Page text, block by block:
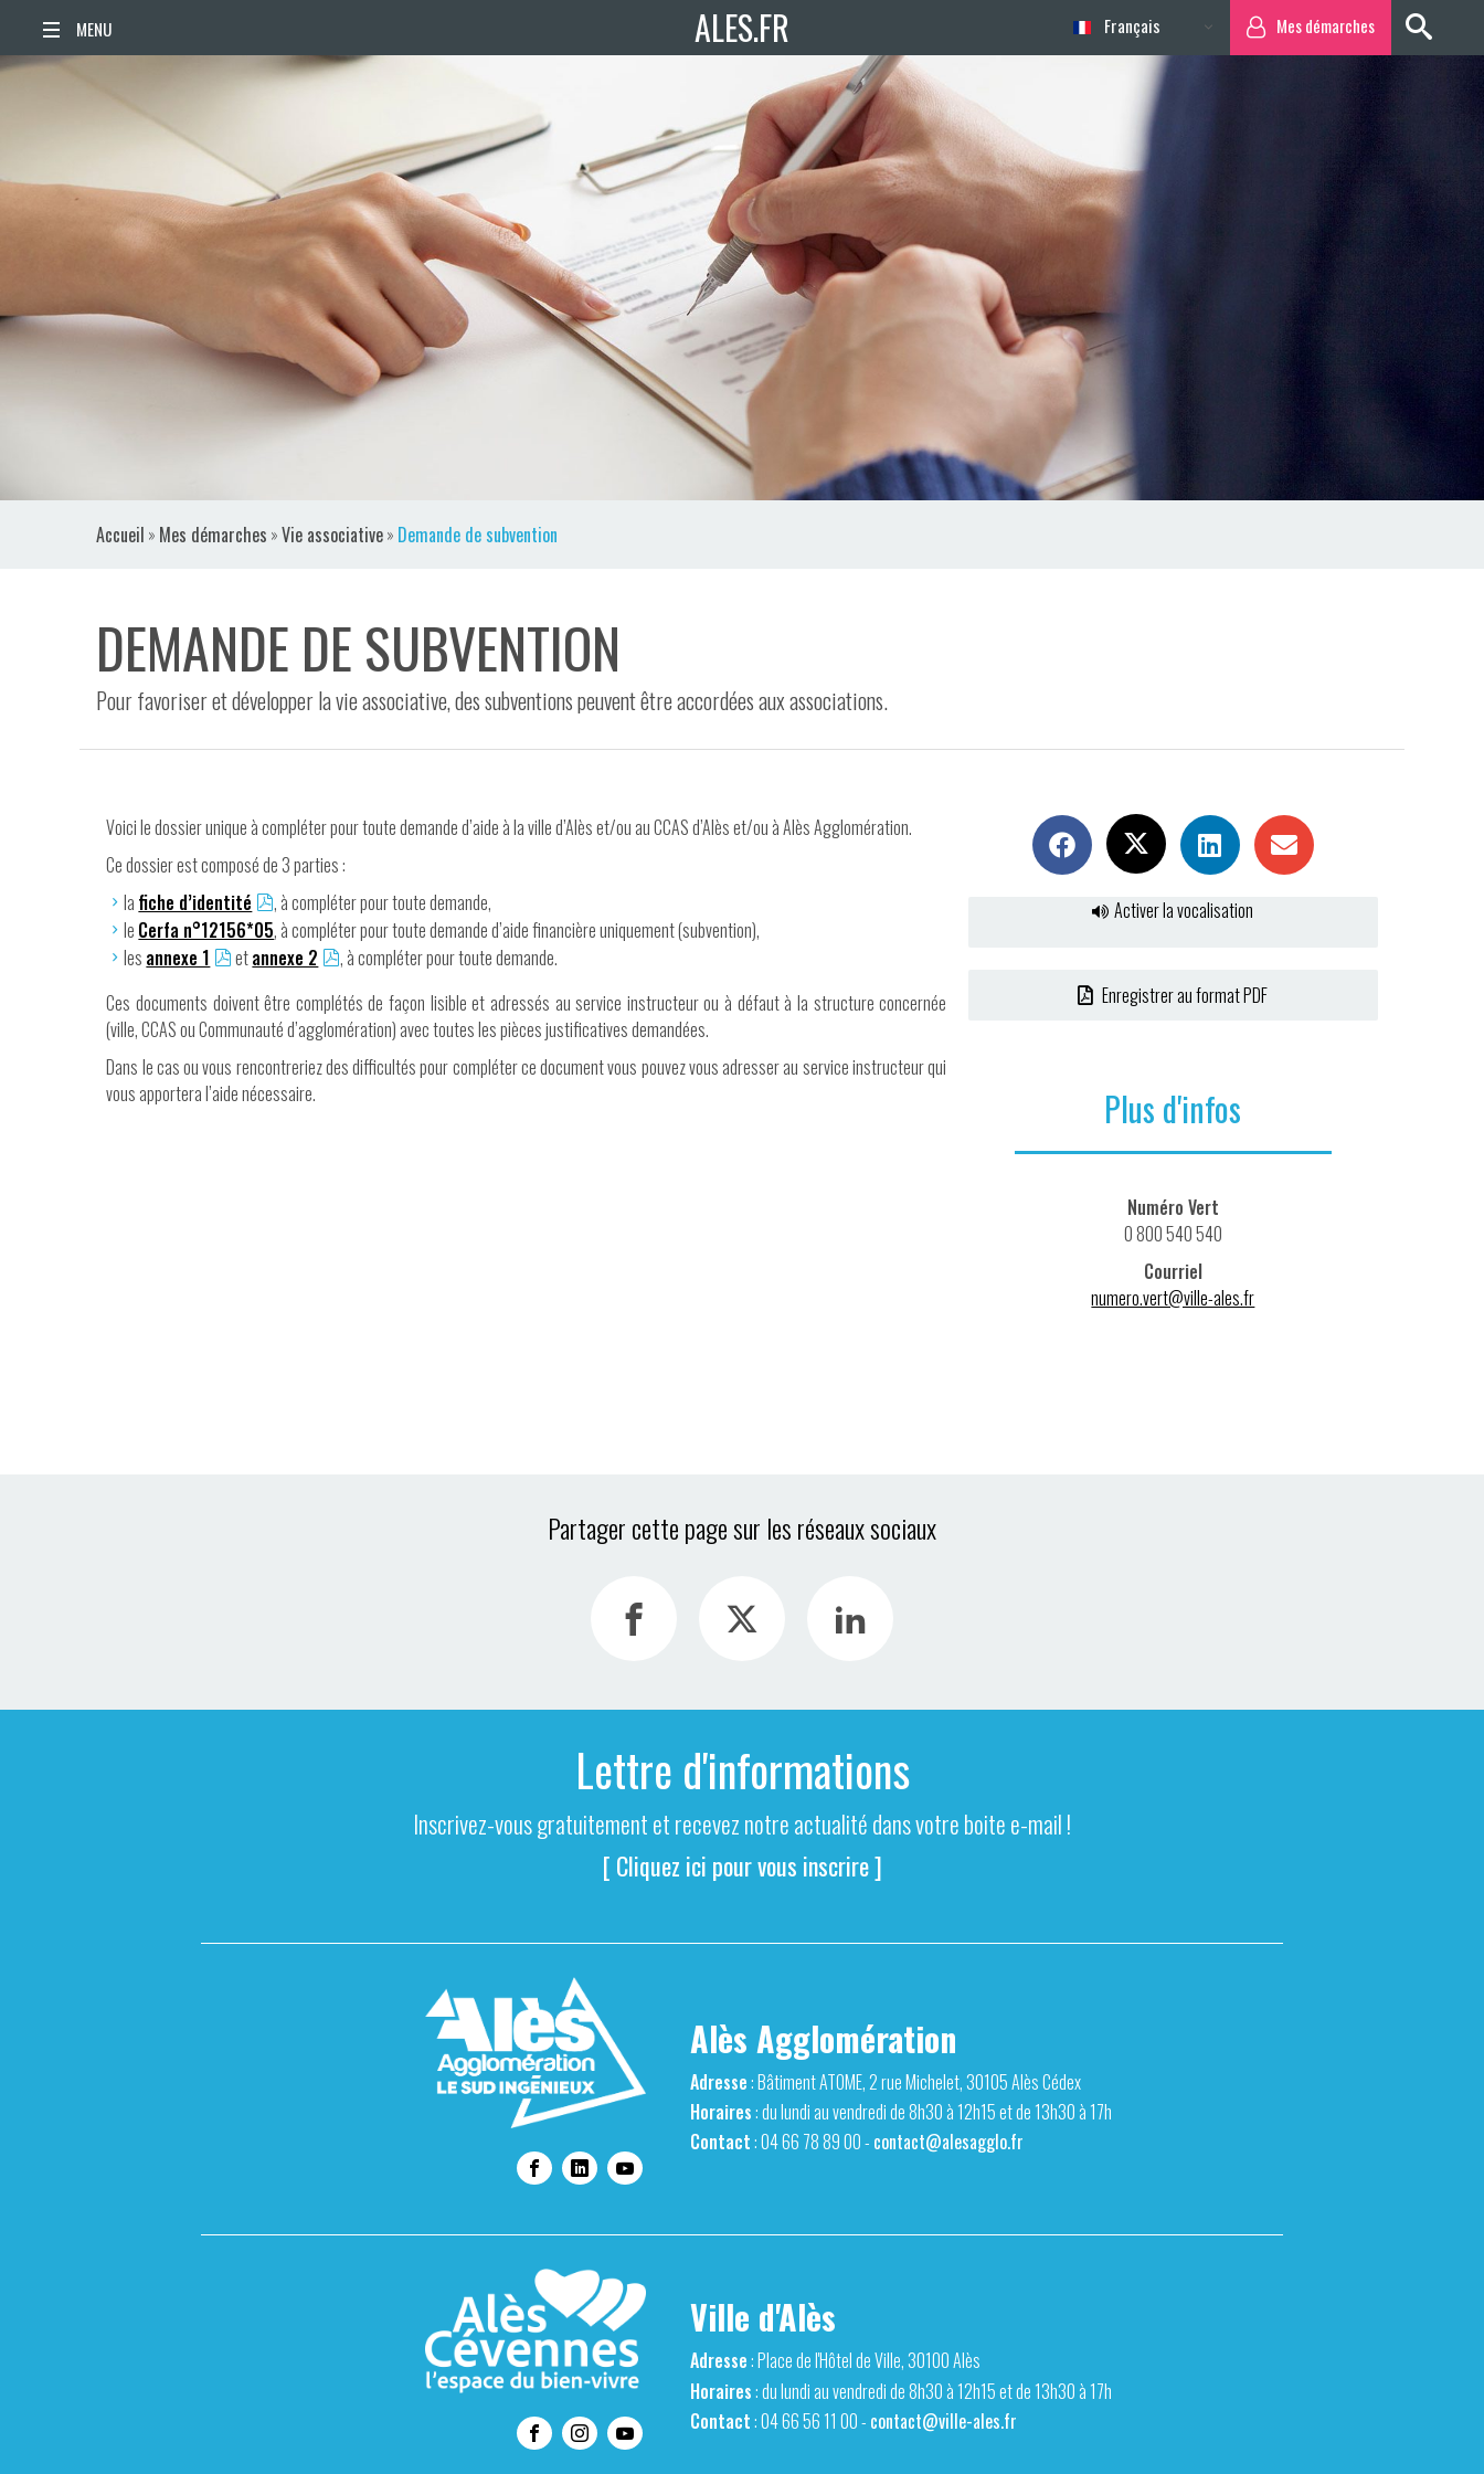
ALES.FR
ACCUEIL
AGENDA
TERRITOIRE
VIE QUOTIDIENNE
Mes démarches
Français
Accueil » Mes démarches »Vie associative» Demande de subvention
DEMANDE DE SUBVENTION
Pour favoriser et développer la vie associative, des subventions peuvent être accordées aux associations.
Voici le dossier unique à compléter pour toute demande d’aide à la ville d’Alès et/ou au CCAS d’Alès et/ou à Alès Agglomération.
Ce dossier est composé de 3 parties :
la fiche d’identité
, à compléter pour toute demande,
le Cerfa n°12156*05, à compléter pour toute demande d’aide financière uniquement (subvention),
les annexe 1 etannexe 2
, à compléter pour toute demande.
Ces documents doivent être complétés de façon lisible et adressés au service instructeur ou à défaut à la structure concernée
(ville, CCAS ou Communauté d’agglomération) avec toutes les pièces justificatives demandées.
Dans le cas ou vous rencontreriez des difficultés pour compléter ce document vous pouvez vous adresser au service instructeur qui
vous apportera l’aide nécessaire.
Activer la vocalisation
Enregistrer au format PDF
Plus d'infos
Numéro Vert
0 800 540 540
Courriel
numero.vert@ville-ales.fr
Partager cette page sur les réseaux sociaux
Lettre d'informations
Inscrivez-vous gratuitement et recevez notre actualité dans votre boite e-mail !
[ Cliquez ici pour vous inscrire ]
Alès Agglomération
Adresse: Bâtiment ATOME, 2 rue Michelet, 30105 Alès Cédex
Horaires: du lundi au vendredi de 8h30 à 12h15 et de 13h30 à 17h
Contact: 04 66 78 89 00 - contact@alesagglo.fr
Ville d'Alès
Adresse: Place de l'Hôtel de Ville, 30100 Alès
Horaires: du lundi au vendredi de 8h30 à 12h15 et de 13h30 à 17h
Contact: 04 66 56 11 00 - contact@ville-ales.fr